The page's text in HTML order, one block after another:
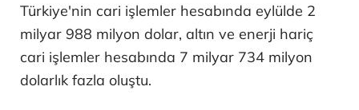
Türkiye'nin cari işlemler hesabında eylülde 2
milyar 988 milyon dolar, altın ve enerji hariç
cari işlemler hesabında 7 milyar 734 milyon
dolarlık fazla oluştu.